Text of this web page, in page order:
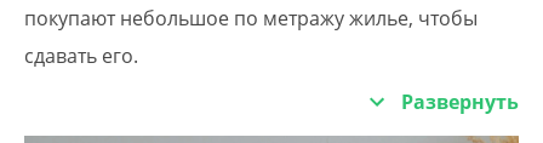
покупают небольшое по метражу жилье, чтобы
сдавать его.
Развернуть